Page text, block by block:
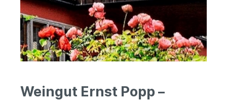
Weingut Ernst Popp –